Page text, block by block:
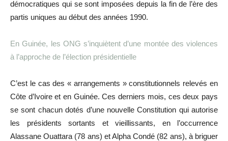
démocratiques qui se sont imposées depuis la fin de l’ère des
partis uniques au début des années 1990.
En Guinée, les ONG s’inquiètent d’une montée des violences
à l’approche de l’élection présidentielle
C’est le cas des « arrangements » constitutionnels relevés en
Côte d’Ivoire et en Guinée. Ces derniers mois, ces deux pays
se sont chacun dotés d’une nouvelle Constitution qui autorise
les présidents sortants et vieillissants, en l’occurrence
Alassane Ouattara (78 ans) et Alpha Condé (82 ans), à briguer